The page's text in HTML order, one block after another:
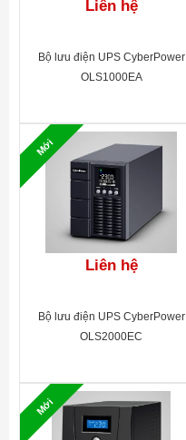
Liên hệ
Bộ lưu điện UPS CyberPower
OLS1000EA
Mới
Liên hệ
Bộ lưu điện UPS CyberPower
OLS2000EC
Mới